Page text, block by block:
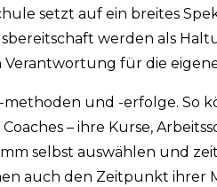
setzt auf ein breites
werden als
Verantwortung für die
methoden und -erfolge. So
– ihre Kurse,
selbst auswählen und
auch den Zeitpunkt ihrer